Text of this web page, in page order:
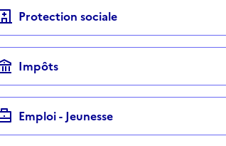
Protection sociale
Impôts
Emploi - Jeunesse